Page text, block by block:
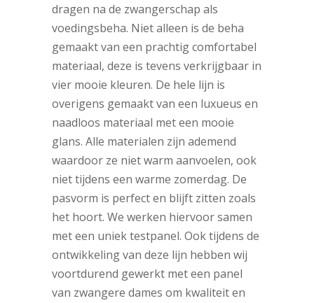
dragen na de zwangerschap als
voedingsbeha. Niet alleen is de beha
gemaakt van een prachtig comfortabel
materiaal, deze is tevens verkrijgbaar in
vier mooie kleuren. De hele lijn is
overigens gemaakt van een luxueus en
naadloos materiaal met een mooie
glans. Alle materialen zijn ademend
waardoor ze niet warm aanvoelen, ook
niet tijdens een warme zomerdag. De
pasvorm is perfect en blijft zitten zoals
het hoort. We werken hiervoor samen
met een uniek testpanel. Ook tijdens de
ontwikkeling van deze lijn hebben wij
voortdurend gewerkt met een panel
van zwangere dames om kwaliteit en